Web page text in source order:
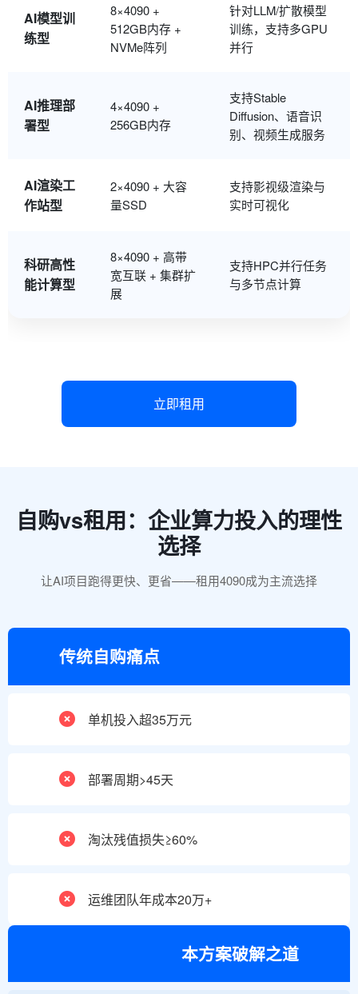
AI模型训
练型
8×4090 +
512GB内存 +
NVMe阵列
针对LLM/扩散模型
训练，支持多GPU
并行
AI推理部
署型
4×4090 +
256GB内存
支持Stable
Diffusion、语音识
别、视频生成服务
AI渲染工
作站型
2×4090 + 大容
量SSD
支持影视级渲染与
实时可视化
科研高性
能计算型
8×4090 + 高带
宽互联 + 集群扩
展
支持HPC并行任务
与多节点计算
立即租用
自购vs租用：企业算力投入的理性
选择
让AI项目跑得更快、更省——租用4090成为主流选择
传统自购痛点
单机投入超35万元
部署周期>45天
淘汰残值损失≥60%
运维团队年成本20万+
本方案破解之道